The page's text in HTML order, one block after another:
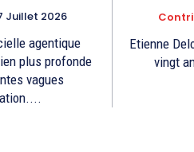
Juillet 2026
agentique
plus profonde
vagues
Etienne
vingt